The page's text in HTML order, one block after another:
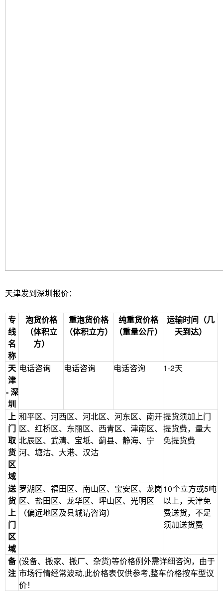
天津发到深圳报价：
专
线
名
称
泡货价格
（体积立
方）
重泡货价格
（体积立方）
纯重货价格
（重量公斤）
运输时间（几
天到达）
天
津
- 深
圳
电话咨询 电话咨询 电话咨询 1-2天
上
门
取
货
区
域
和平区、河西区、河北区、河东区、南开
区、红桥区、东丽区、西青区、津南区、
北辰区、武清、宝坻、蓟县、静海、宁
河、塘沽、大港、汉沽
提货须加上门
提货费，量大
免提货费
送
货
上
门
区
域
罗湖区、福田区、南山区、宝安区、龙岗
区、盐田区、龙华区、坪山区、光明区
（偏远地区及县城请咨询）
10个立方或5吨
以上，天津免
费送货，不足
须加送货费
备
注
(设备、搬家、搬厂、杂货)等价格例外需详细咨询，由于
市场行情经常波动,此价格表仅供参考,整车价格按车型议
价！